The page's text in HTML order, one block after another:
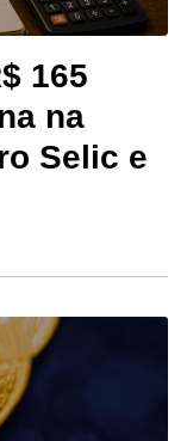
165
na
Selic e